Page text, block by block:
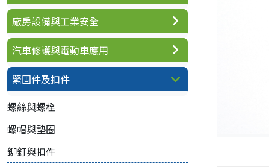
廠房設備與工業安全
汽車修護與電動車應用
緊固件及扣件
螺絲與螺栓
螺帽與墊圈
鉚釘與扣件